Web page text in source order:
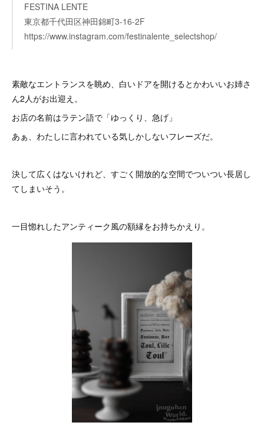
FESTINA LENTE
東京都千代田区神田錦町3-16-2F
https://www.instagram.com/festinalente_selectshop/
素敵なエントランスを眺め、白いドアを開けるとかわいいお姉さ
ん2人がお出迎え。
お店の名前はラテン語で「ゆっくり、急げ」
あぁ、わたしに言われている気しかしないフレーズだ。
決して広くはないけれど、すごく開放的な空間でついつい長居し
てしまいそう。
一目惚れしたアンティーク風の額縁をお持ちかえり。